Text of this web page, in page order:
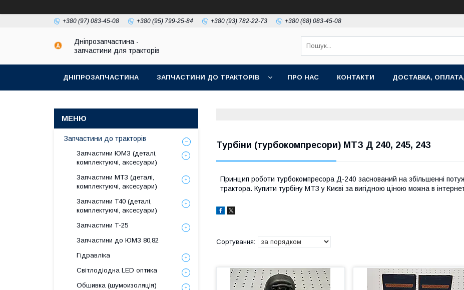
+380 (97) 083-45-08 +380 (95) 799-25-84 +380 (93) 782-22-73 +380 (68) 083-45-08
Дніпрозапчастина -
запчастини для тракторів
ДНІПРОЗАПЧАСТИНА ЗАПЧАСТИНИ ДО ТРАКТОРІВ ПРО НАС КОНТАКТИ ДОСТАВКА, ОПЛАТА,
Турбіни (турбокомпресори) МТЗ Д 240, 245, 243
Принцип роботи турбокомпресора Д-240 заснований на збільшенні
трактора. Купити турбіну МТЗ у Києві за вигідною ціною можна в
Запчастини до тракторів
Запчастини ЮМЗ (деталі,
комплектуючі, аксесуари)
Запчастини МТЗ (деталі,
комплектуючі, аксесуари)
Запчастини Т40 (деталі,
комплектуючі, аксесуари)
Запчастини Т-25
Запчастини до ЮМЗ 80,82
Гідравліка
Світлодіодна LED оптика
Обшивка (шумоизоляція)